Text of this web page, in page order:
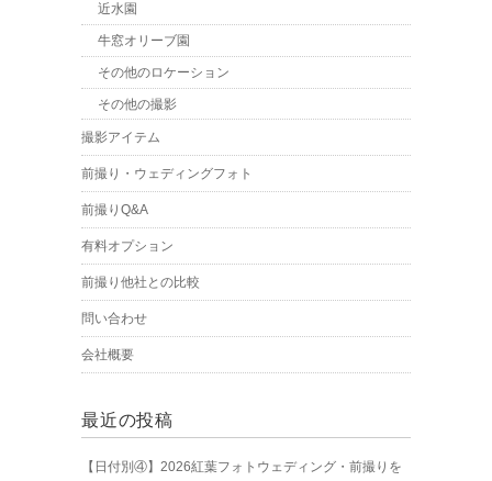
近水園
牛窓オリーブ園
その他のロケーション
その他の撮影
撮影アイテム
前撮り・ウェディングフォト
前撮りQ&A
有料オプション
前撮り他社との比較
問い合わせ
会社概要
最近の投稿
【日付別④】2026紅葉フォトウェディング・前撮りを